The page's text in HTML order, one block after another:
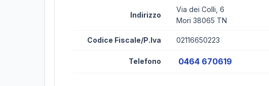
Indirizzo
Via dei Colli, 6
Mori 38065 TN
Codice Fiscale/P.Iva 02116650223
Telefono 0464 670619